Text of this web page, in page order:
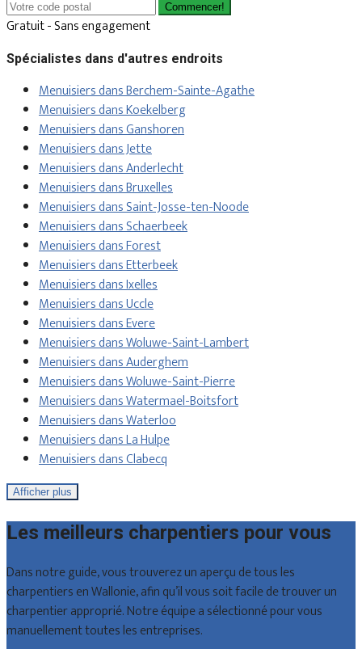
Commencer!
Gratuit - Sans engagement
Spécialistes dans d'autres endroits
Menuisiers dans Berchem-Sainte-Agathe
Menuisiers dans Koekelberg
Menuisiers dans Ganshoren
Menuisiers dans Jette
Menuisiers dans Anderlecht
Menuisiers dans Bruxelles
Menuisiers dans Saint-Josse-ten-Noode
Menuisiers dans Schaerbeek
Menuisiers dans Forest
Menuisiers dans Etterbeek
Menuisiers dans Ixelles
Menuisiers dans Uccle
Menuisiers dans Evere
Menuisiers dans Woluwe-Saint-Lambert
Menuisiers dans Auderghem
Menuisiers dans Woluwe-Saint-Pierre
Menuisiers dans Watermael-Boitsfort
Menuisiers dans Waterloo
Menuisiers dans La Hulpe
Menuisiers dans Clabecq
Afficher plus
Les meilleurs charpentiers pour vous
Dans notre guide, vous trouverez un aperçu de tous les
charpentiers en Wallonie, afin qu’il vous soit facile de trouver un
charpentier approprié. Notre équipe a sélectionné pour vous
manuellement toutes les entreprises.